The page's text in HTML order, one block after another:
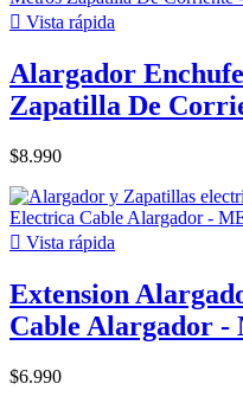
 Vista rápida
Alargador
Zapatilla De
$8.990
 Vista rápida
Extension
Cable Alargador -
$6.990